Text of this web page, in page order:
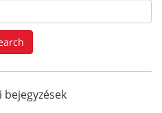
e
a
r
f